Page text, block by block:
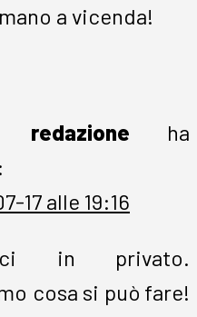
a vicenda!
redazione
ha
17 alle 19:16
in privato.
cosa si può fare!